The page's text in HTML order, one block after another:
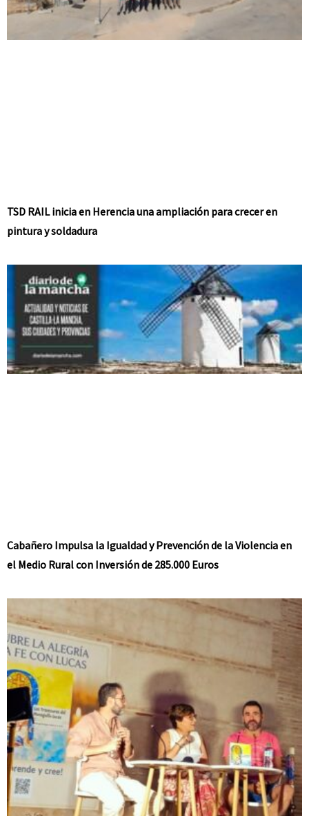
TSD RAIL inicia en Herencia una ampliación para crecer en
pintura y soldadura
Cabañero Impulsa la Igualdad y Prevención de la Violencia en
el Medio Rural con Inversión de 285.000 Euros